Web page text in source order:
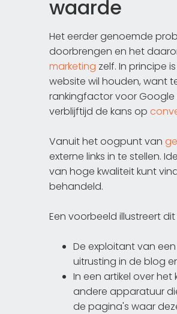
waarde
Het eerder genoemde
doorbrengen en het
marketing zelf. In principe
website wil houden, want
rankingfactor voor
verblijftijd de kans op
Vanuit het oogpunt van
externe links in te stellen.
van hoge kwaliteit kunt
behandeld.
Een voorbeeld illustreert
De exploitant van
uitrusting in de blog
In een artikel over
andere apparatuur
de pagina's waar